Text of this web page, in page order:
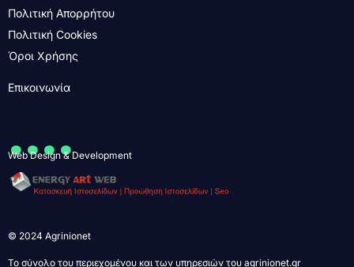
Πολιτική Απορρήτου
Πολιτική Cookies
Όροι Χρήσης
Επικοινωνία
....
Web Design & Development
© 2024 Agrinionet
Το σύνολο του περιεχομένου και των υπηρεσιών του agrinionet.gr